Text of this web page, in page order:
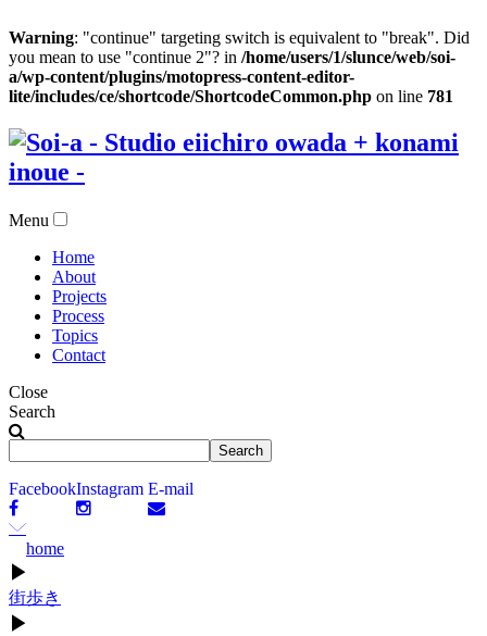
Warning: "continue" targeting switch is equivalent to "break". Did
you mean to use "continue 2"? in /home/users/1/slunce/web/soi-
a/wp-content/plugins/motopress-content-editor-
lite/includes/ce/shortcode/ShortcodeCommon.php on line 781
Menu
Home
About
Projects
Process
Topics
Contact
Close
Search
FacebookInstagram E-mail
home
▶
街歩き
▶